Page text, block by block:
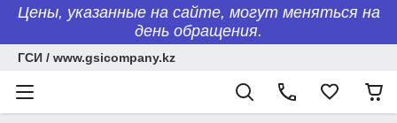
Цены, указанные на сайте, могут меняться на
день обращения.
ГСИ / www.gsicompany.kz